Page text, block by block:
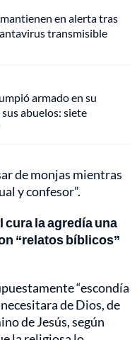
en alerta tras
transmisible
armado en su
abuelos: siete
de monjas mientras
y confesor”.
cura la agredía una
“relatos bíblicos”
“escondía
de Dios, de
de Jesús, según